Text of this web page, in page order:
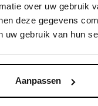
over uw gebruik
deze gegevens
uw gebruik van hun
Aanpassen